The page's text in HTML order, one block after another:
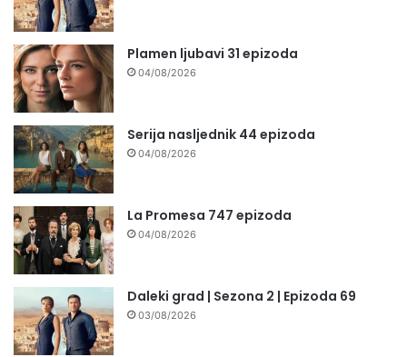
Plamen ljubavi 31 epizoda
04/08/2026
Serija nasljednik 44 epizoda
04/08/2026
La Promesa 747 epizoda
04/08/2026
Daleki grad | Sezona 2 | Epizoda 69
03/08/2026